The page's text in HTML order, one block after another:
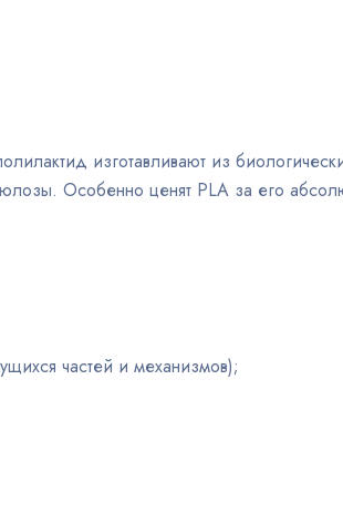
изготавливают из
Особенно ценят PLA за его
частей и механизмов);